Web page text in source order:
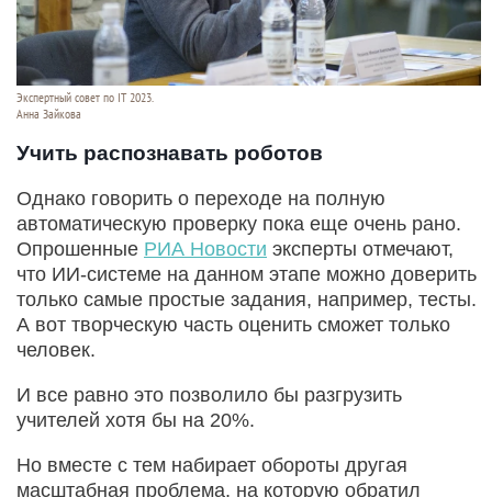
Экспертный совет по IT 2023.
Анна Зайкова
Учить распознавать роботов
Однако говорить о переходе на полную
автоматическую проверку пока еще очень рано.
Опрошенные РИА Новости эксперты отмечают,
что ИИ-системе на данном этапе можно доверить
только самые простые задания, например, тесты.
А вот творческую часть оценить сможет только
человек.
И все равно это позволило бы разгрузить
учителей хотя бы на 20%.
Но вместе с тем набирает обороты другая
масштабная проблема, на которую обратил